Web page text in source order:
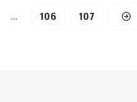
… 106 107